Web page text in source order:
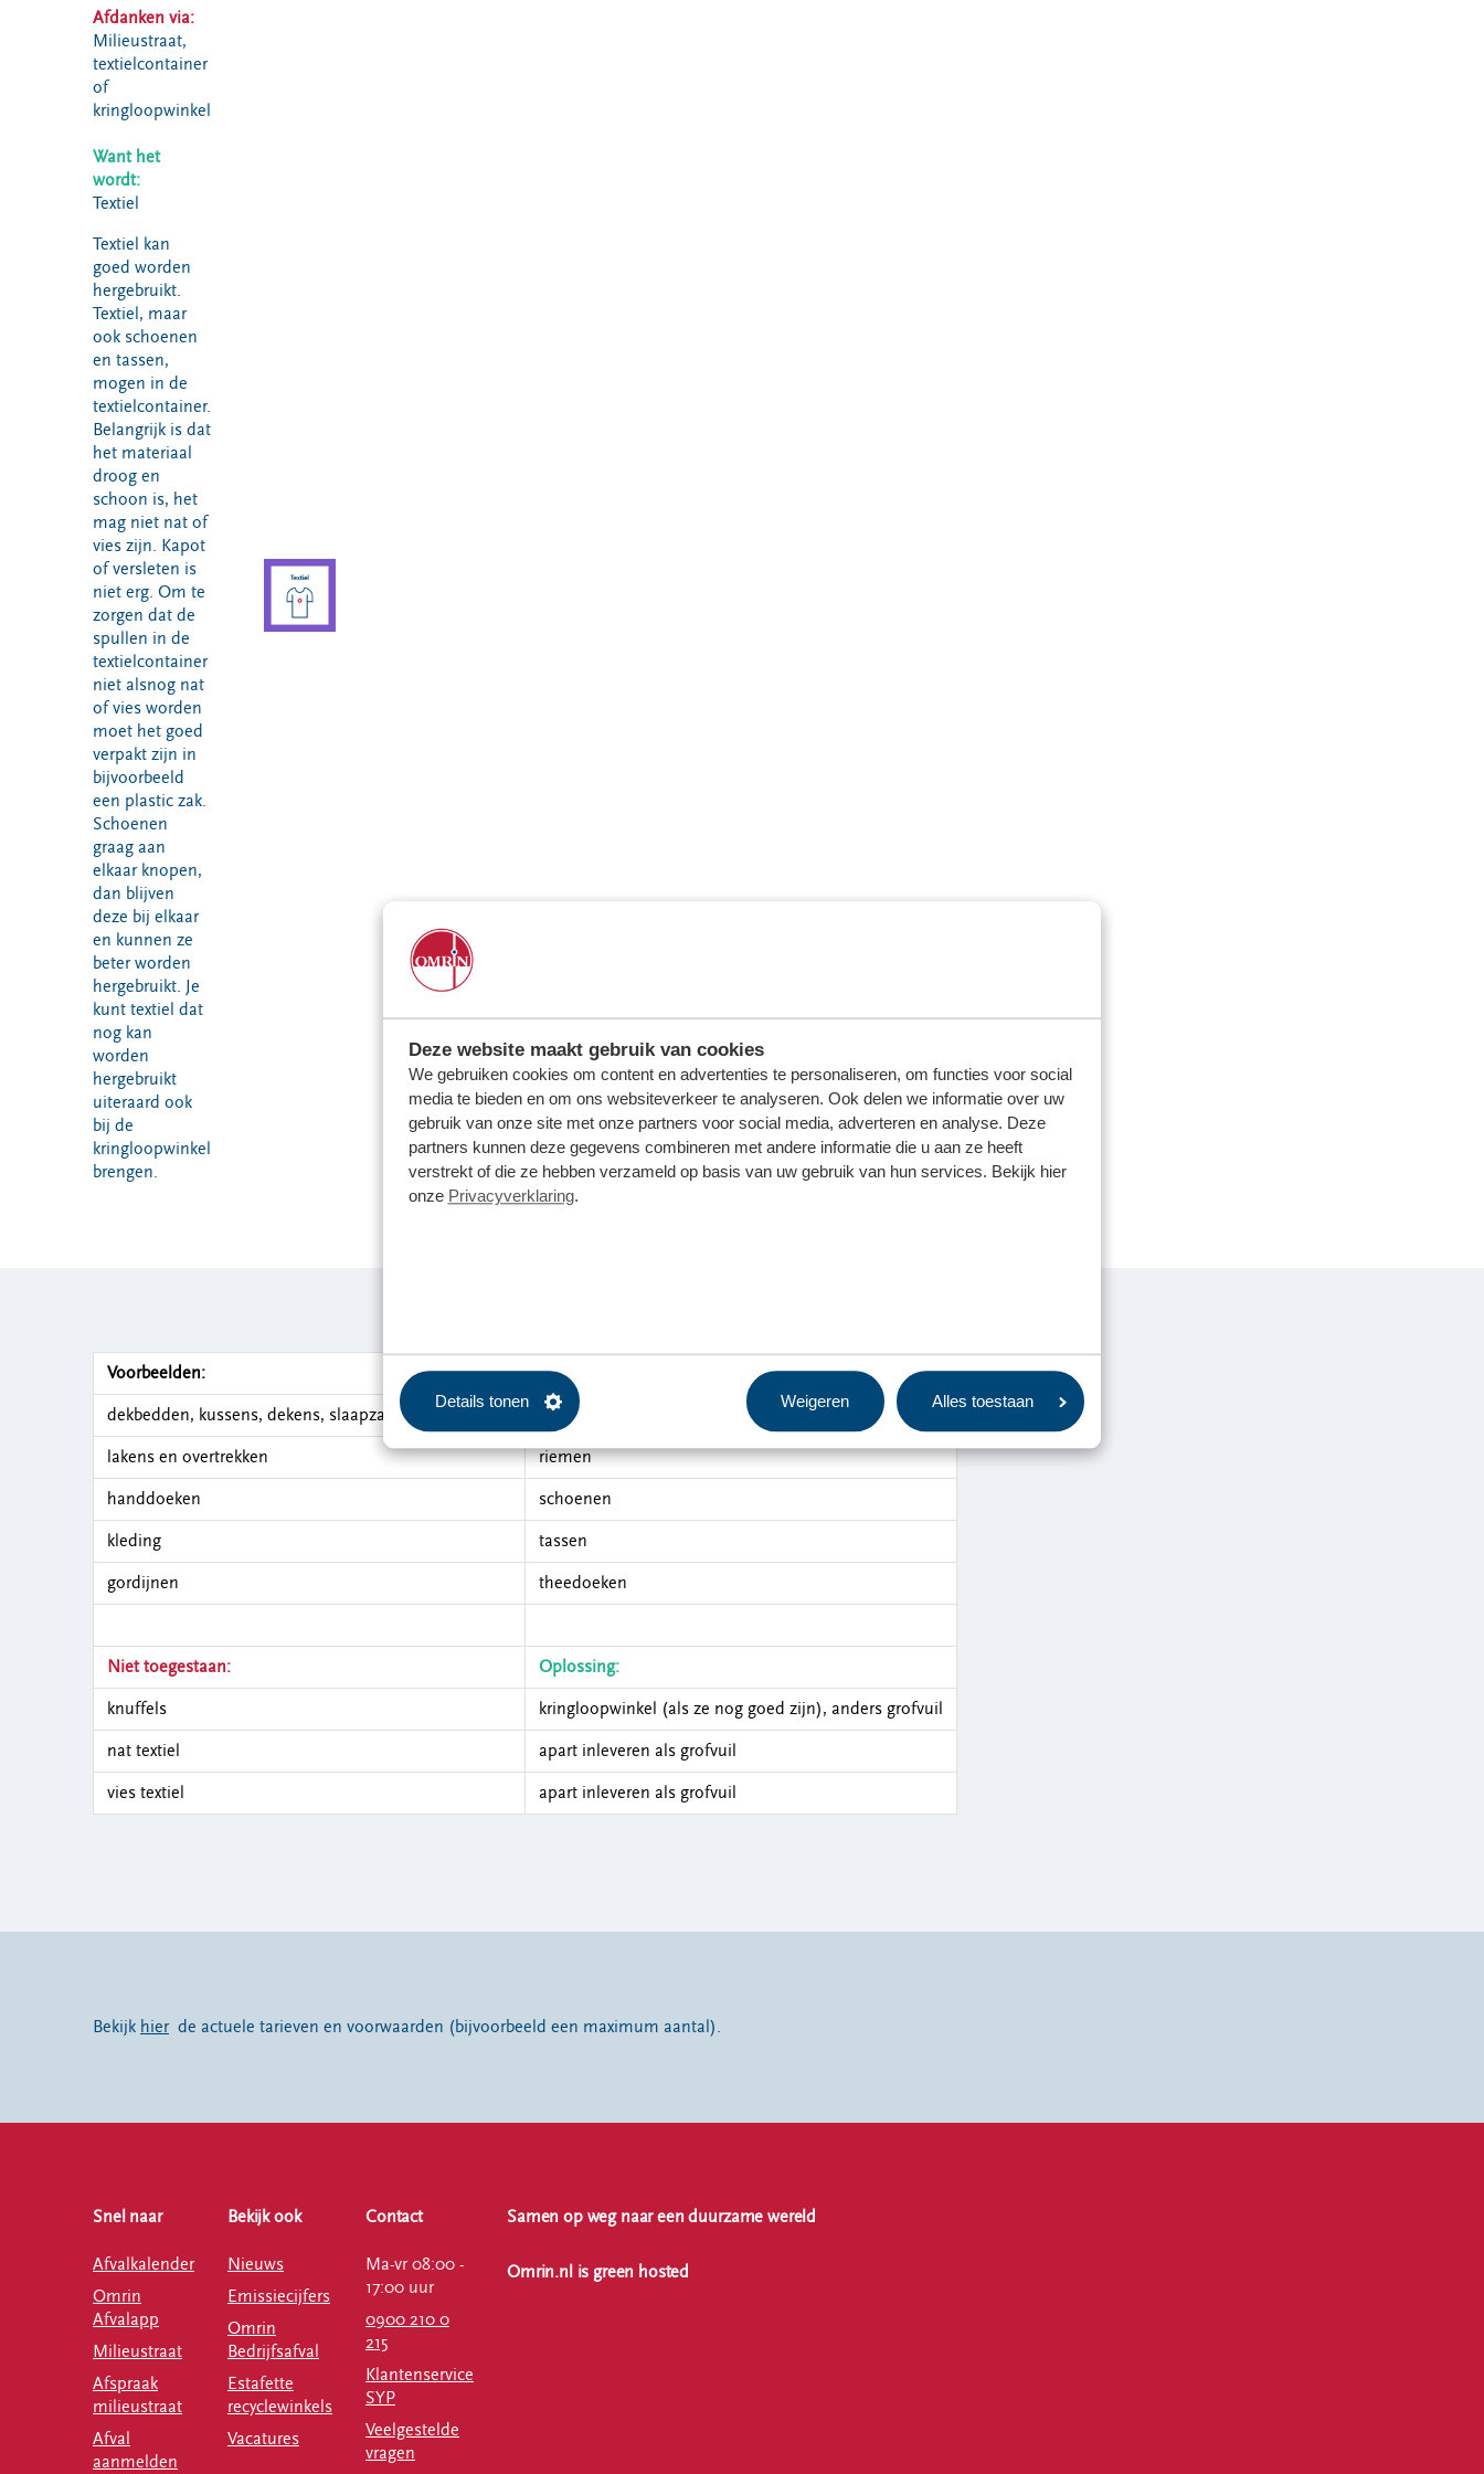
Deze website maakt gebruik van cookies
We gebruiken cookies om content en advertenties te personaliseren, om functies voor social
media te bieden en om ons websiteverkeer te analyseren. Ook delen we informatie over uw
gebruik van onze site met onze partners voor social media, adverteren en analyse. Deze
partners kunnen deze gegevens combineren met andere informatie die u aan ze heeft
verstrekt of die ze hebben verzameld op basis van uw gebruik van hun services. Bekijk hier
onze Privacyverklaring.
Details tonen Weigeren Alles toestaan
Milieupas
aanvragen
Kringloopspullen
Afval aanmelden
Hier werken
Wierde
Voor gemeentenVoor leveranciers en bezoekers
Afdanken via:
Milieustraat,
textielcontainer
of
kringloopwinkel
Want het
wordt:
Textiel
Textiel kan
goed worden
hergebruikt.
Textiel, maar
ook schoenen
en tassen,
mogen in de
textielcontainer.
Belangrijk is dat
het materiaal
droog en
schoon is, het
mag niet nat of
vies zijn. Kapot
of versleten is
niet erg. Om te
zorgen dat de
spullen in de
textielcontainer
niet alsnog nat
of vies worden
moet het goed
verpakt zijn in
bijvoorbeeld
een plastic zak.
Schoenen
graag aan
elkaar knopen,
dan blijven
deze bij elkaar
en kunnen ze
beter worden
hergebruikt. Je
kunt textiel dat
nog kan
worden
hergebruikt
uiteraard ook
bij de
kringloopwinkel
brengen.
Voorbeelden:
dekbedden, kussens, dekens, slaapzakken restjes stof
lakens en overtrekken riemen
handdoeken schoenen
kleding tassen
gordijnen theedoeken
Niet toegestaan: Oplossing:
knuffels kringloopwinkel (als ze nog goed zijn), anders grofvuil
nat textiel apart inleveren als grofvuil
vies textiel apart inleveren als grofvuil
Bekijk hierde actuele tarieven en voorwaarden (bijvoorbeeld een maximum aantal).
Snel naar
Afvalkalender
Omrin
Afvalapp
Milieustraat
Afspraak
milieustraat
Afval
aanmelden
Bekijk ook
Nieuws
Emissiecijfers
Omrin
Bedrijfsafval
Estafette
recyclewinkels
Vacatures
Contact
Ma-vr 08:00 -
17:00 uur
0900 210 0
215
Klantenservice
SYP
Veelgestelde
vragen
Samen op weg naar een duurzame wereld
Omrin.nl is green hosted